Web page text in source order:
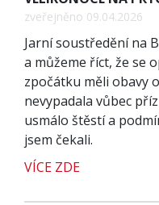
zveřejněno 09.04.2026
Jarní soustředění na
a můžeme říct, že se
zpočátku měli obavy
nevypadala vůbec
usmálo štěstí a
jsem čekali.
VÍCE ZDE